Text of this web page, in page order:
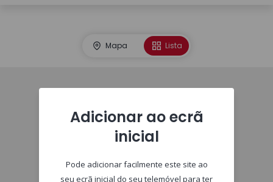
Mapa Lista
Adicionar ao ecrã
inicial
Pode adicionar facilmente este site ao
seu ecrã inicial do seu telemóvel para ter